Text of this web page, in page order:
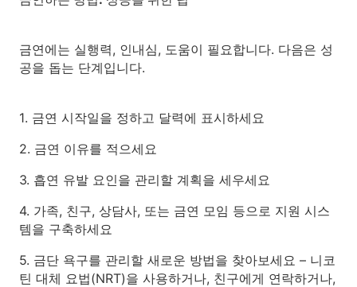
금연에는 실행력, 인내심, 도움이 필요합니다. 다음은 성
공을 돕는 단계입니다.
1. 금연 시작일을 정하고 달력에 표시하세요
2. 금연 이유를 적으세요
3. 흡연 유발 요인을 관리할 계획을 세우세요
4. 가족, 친구, 상담사, 또는 금연 모임 등으로 지원 시스
템을 구축하세요
5. 금단 욕구를 관리할 새로운 방법을 찾아보세요 – 니코
틴 대체 요법(NRT)을 사용하거나, 친구에게 연락하거나,